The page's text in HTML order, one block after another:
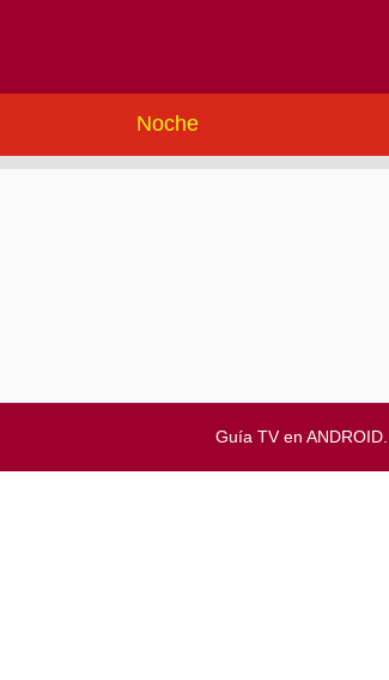
Noche
Guía TV en ANDROID.